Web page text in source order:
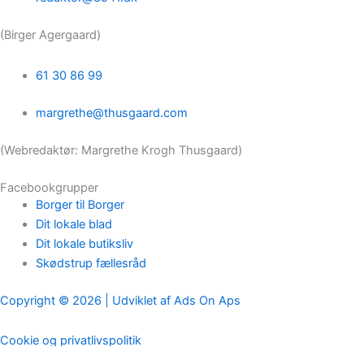
(Birger Agergaard)
61 30 86 99
margrethe@thusgaard.com
(Webredaktør: Margrethe Krogh Thusgaard)
Facebookgrupper
Borger til Borger
Dit lokale blad
Dit lokale butiksliv
Skødstrup fællesråd
Copyright © 2026 | Udviklet af Ads On Aps
Cookie og privatlivspolitik